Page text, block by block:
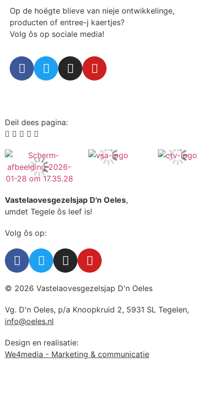
Op de hoëgte blieve van nieje ontwikkelinge,
producten of entree-j kaertjes?
Volg ôs op sociale media!
Deil dees pagina:
Vastelaovesgezelsjap D'n Oeles,
umdet Tegele ôs leef is!
Volg ôs op:
© 2026 Vastelaovesgezelsjap D'n Oeles
Vg. D'n Oeles, p/a Knoopkruid 2, 5931 SL Tegelen,
info@oeles.nl
Design en realisatie:
We4media - Marketing & communicatie